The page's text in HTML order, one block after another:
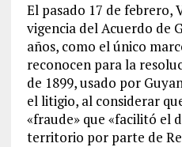
El pasado 17 de febrero,
vigencia del Acuerdo de
años, como el único
reconocen para la
de 1899, usado por
el litigio, al considerar
«fraude» que «facilitó el
territorio por parte de